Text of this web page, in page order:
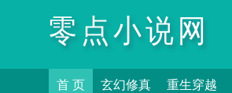
零点小说网
首 页 玄幻修真 重生穿越